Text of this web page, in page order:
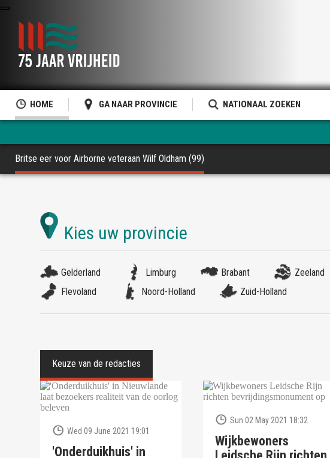
HOME GA NAAR PROVINCIE NATIONAAL ZOEKEN
Britse eer voor Airborne veteraan Wilf Oldham (99)
Gelderland Limburg Brabant Zeeland
Flevoland
Noord-Holland Zuid-Holland
Wed 09 June 2021 19:01
'Onderduikhuis' in
Sun 02 May 2021 18:32
Wijkbewoners